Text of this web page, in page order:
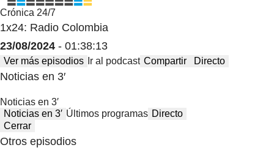
Crónica 24/7
1x24: Radio Colombia
23/08/2024 - 01:38:13
Ver más episodios Ir al podcast Compartir Directo
Noticias en 3′
Noticias en 3′
Noticias en 3′ Últimos programas Directo
Cerrar
Otros episodios